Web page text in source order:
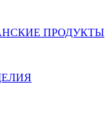
ПРОДУКТЫ